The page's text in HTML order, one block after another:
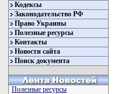
Кодексы
Законодательство РФ
Право Украины
Полезные ресурсы
Контакты
Новости сайта
Поиск документа
Полезные ресурсы